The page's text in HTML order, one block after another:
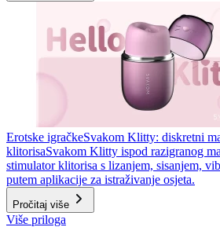
Erotske igračkeSvakom Klitty: diskretni
klitorisaSvakom Klitty ispod razigranog
stimulator klitorisa s lizanjem, sisanjem,
putem aplikacije za istraživanje osjeta.
Pročitaj više
Više priloga